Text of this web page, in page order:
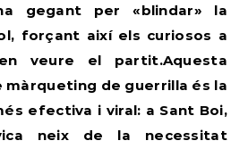
gegant per «blindar» la
forçant així els curiosos a
veure el partit.Aquesta
màrqueting de guerrilla és la
efectiva i viral: a Sant Boi,
neix de la necessitat